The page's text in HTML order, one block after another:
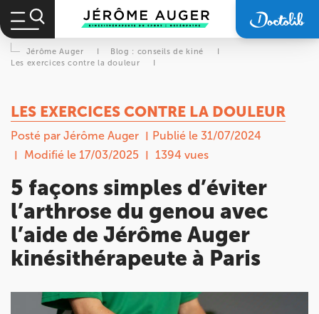
Jérôme Auger I Blog : conseils de kiné
I
Les exercices contre la douleur
I
LES EXERCICES CONTRE LA DOULEUR
Posté par Jérôme Auger
Publié le 31/07/2024
Modifié le 17/03/2025
1394 vues
5 façons simples d’éviter
l’arthrose du genou avec
l’aide de Jérôme Auger
kinésithérapeute à Paris